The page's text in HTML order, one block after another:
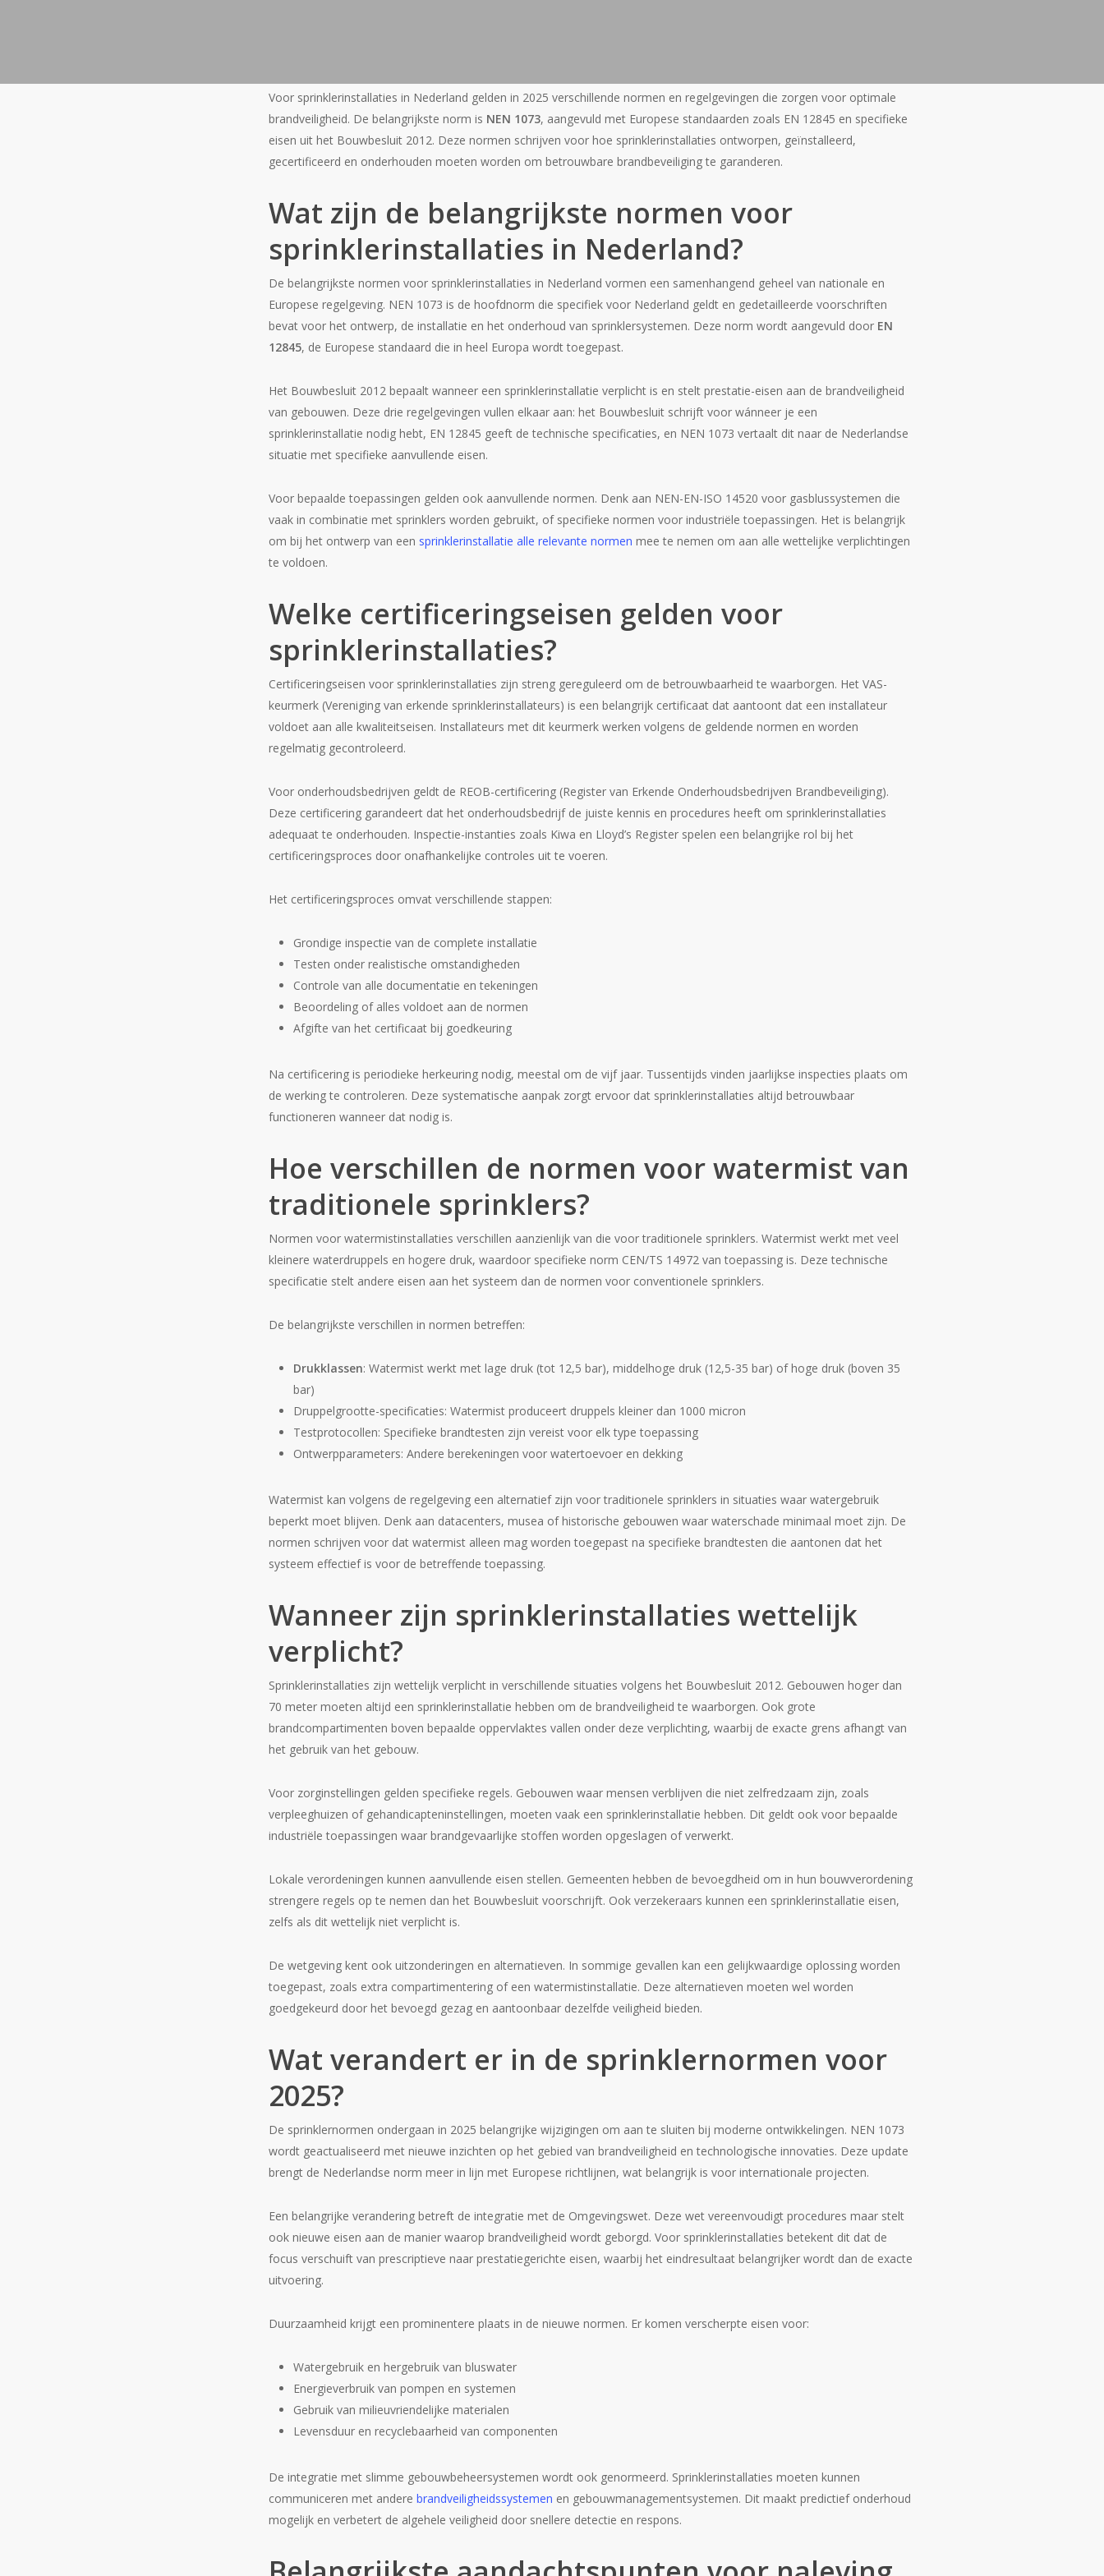
Voor sprinklerinstallaties in Nederland gelden in 2025 verschillende normen en regelgevingen die zorgen voor optimale
brandveiligheid. De belangrijkste norm is NEN 1073, aangevuld met Europese standaarden zoals EN 12845 en specifieke
eisen uit het Bouwbesluit 2012. Deze normen schrijven voor hoe sprinklerinstallaties ontworpen, geïnstalleerd,
gecertificeerd en onderhouden moeten worden om betrouwbare brandbeveiliging te garanderen.
Wat zijn de belangrijkste normen voor
sprinklerinstallaties in Nederland?
De belangrijkste normen voor sprinklerinstallaties in Nederland vormen een samenhangend geheel van nationale en
Europese regelgeving. NEN 1073 is de hoofdnorm die specifiek voor Nederland geldt en gedetailleerde voorschriften
bevat voor het ontwerp, de installatie en het onderhoud van sprinklersystemen. Deze norm wordt aangevuld door EN
12845, de Europese standaard die in heel Europa wordt toegepast.
Het Bouwbesluit 2012 bepaalt wanneer een sprinklerinstallatie verplicht is en stelt prestatie-eisen aan de brandveiligheid
van gebouwen. Deze drie regelgevingen vullen elkaar aan: het Bouwbesluit schrijft voor wánneer je een
sprinklerinstallatie nodig hebt, EN 12845 geeft de technische specificaties, en NEN 1073 vertaalt dit naar de Nederlandse
situatie met specifieke aanvullende eisen.
Voor bepaalde toepassingen gelden ook aanvullende normen. Denk aan NEN-EN-ISO 14520 voor gasblussystemen die
vaak in combinatie met sprinklers worden gebruikt, of specifieke normen voor industriële toepassingen. Het is belangrijk
om bij het ontwerp van een sprinklerinstallatie alle relevante normen mee te nemen om aan alle wettelijke verplichtingen
te voldoen.
Welke certificeringseisen gelden voor
sprinklerinstallaties?
Certificeringseisen voor sprinklerinstallaties zijn streng gereguleerd om de betrouwbaarheid te waarborgen. Het VAS-
keurmerk (Vereniging van erkende sprinklerinstallateurs) is een belangrijk certificaat dat aantoont dat een installateur
voldoet aan alle kwaliteitseisen. Installateurs met dit keurmerk werken volgens de geldende normen en worden
regelmatig gecontroleerd.
Voor onderhoudsbedrijven geldt de REOB-certificering (Register van Erkende Onderhoudsbedrijven Brandbeveiliging).
Deze certificering garandeert dat het onderhoudsbedrijf de juiste kennis en procedures heeft om sprinklerinstallaties
adequaat te onderhouden. Inspectie-instanties zoals Kiwa en Lloyd’s Register spelen een belangrijke rol bij het
certificeringsproces door onafhankelijke controles uit te voeren.
Het certificeringsproces omvat verschillende stappen:
Grondige inspectie van de complete installatie
Testen onder realistische omstandigheden
Controle van alle documentatie en tekeningen
Beoordeling of alles voldoet aan de normen
Afgifte van het certificaat bij goedkeuring
Na certificering is periodieke herkeuring nodig, meestal om de vijf jaar. Tussentijds vinden jaarlijkse inspecties plaats om
de werking te controleren. Deze systematische aanpak zorgt ervoor dat sprinklerinstallaties altijd betrouwbaar
functioneren wanneer dat nodig is.
Hoe verschillen de normen voor watermist van
traditionele sprinklers?
Normen voor watermistinstallaties verschillen aanzienlijk van die voor traditionele sprinklers. Watermist werkt met veel
kleinere waterdruppels en hogere druk, waardoor specifieke norm CEN/TS 14972 van toepassing is. Deze technische
specificatie stelt andere eisen aan het systeem dan de normen voor conventionele sprinklers.
De belangrijkste verschillen in normen betreffen:
Drukklassen: Watermist werkt met lage druk (tot 12,5 bar), middelhoge druk (12,5-35 bar) of hoge druk (boven 35
bar)
Druppelgrootte-specificaties: Watermist produceert druppels kleiner dan 1000 micron
Testprotocollen: Specifieke brandtesten zijn vereist voor elk type toepassing
Ontwerpparameters: Andere berekeningen voor watertoevoer en dekking
Watermist kan volgens de regelgeving een alternatief zijn voor traditionele sprinklers in situaties waar watergebruik
beperkt moet blijven. Denk aan datacenters, musea of historische gebouwen waar waterschade minimaal moet zijn. De
normen schrijven voor dat watermist alleen mag worden toegepast na specifieke brandtesten die aantonen dat het
systeem effectief is voor de betreffende toepassing.
Wanneer zijn sprinklerinstallaties wettelijk
verplicht?
Sprinklerinstallaties zijn wettelijk verplicht in verschillende situaties volgens het Bouwbesluit 2012. Gebouwen hoger dan
70 meter moeten altijd een sprinklerinstallatie hebben om de brandveiligheid te waarborgen. Ook grote
brandcompartimenten boven bepaalde oppervlaktes vallen onder deze verplichting, waarbij de exacte grens afhangt van
het gebruik van het gebouw.
Voor zorginstellingen gelden specifieke regels. Gebouwen waar mensen verblijven die niet zelfredzaam zijn, zoals
verpleeghuizen of gehandicapteninstellingen, moeten vaak een sprinklerinstallatie hebben. Dit geldt ook voor bepaalde
industriële toepassingen waar brandgevaarlijke stoffen worden opgeslagen of verwerkt.
Lokale verordeningen kunnen aanvullende eisen stellen. Gemeenten hebben de bevoegdheid om in hun bouwverordening
strengere regels op te nemen dan het Bouwbesluit voorschrijft. Ook verzekeraars kunnen een sprinklerinstallatie eisen,
zelfs als dit wettelijk niet verplicht is.
De wetgeving kent ook uitzonderingen en alternatieven. In sommige gevallen kan een gelijkwaardige oplossing worden
toegepast, zoals extra compartimentering of een watermistinstallatie. Deze alternatieven moeten wel worden
goedgekeurd door het bevoegd gezag en aantoonbaar dezelfde veiligheid bieden.
Wat verandert er in de sprinklernormen voor
2025?
De sprinklernormen ondergaan in 2025 belangrijke wijzigingen om aan te sluiten bij moderne ontwikkelingen. NEN 1073
wordt geactualiseerd met nieuwe inzichten op het gebied van brandveiligheid en technologische innovaties. Deze update
brengt de Nederlandse norm meer in lijn met Europese richtlijnen, wat belangrijk is voor internationale projecten.
Een belangrijke verandering betreft de integratie met de Omgevingswet. Deze wet vereenvoudigt procedures maar stelt
ook nieuwe eisen aan de manier waarop brandveiligheid wordt geborgd. Voor sprinklerinstallaties betekent dit dat de
focus verschuift van prescriptieve naar prestatiegerichte eisen, waarbij het eindresultaat belangrijker wordt dan de exacte
uitvoering.
Duurzaamheid krijgt een prominentere plaats in de nieuwe normen. Er komen verscherpte eisen voor:
Watergebruik en hergebruik van bluswater
Energieverbruik van pompen en systemen
Gebruik van milieuvriendelijke materialen
Levensduur en recyclebaarheid van componenten
De integratie met slimme gebouwbeheersystemen wordt ook genormeerd. Sprinklerinstallaties moeten kunnen
communiceren met andere brandveiligheidssystemen en gebouwmanagementsystemen. Dit maakt predictief onderhoud
mogelijk en verbetert de algehele veiligheid door snellere detectie en respons.